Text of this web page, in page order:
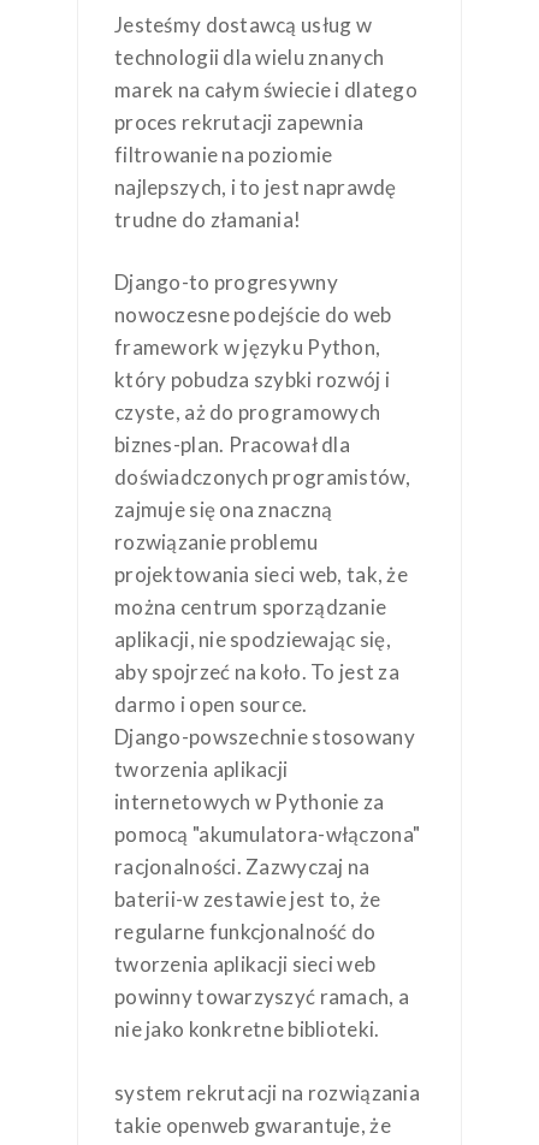
Jesteśmy dostawcą usług w
technologii dla wielu znanych
marek na całym świecie i dlatego
proces rekrutacji zapewnia
filtrowanie na poziomie
najlepszych, i to jest naprawdę
trudne do złamania!
Django-to progresywny
nowoczesne podejście do web
framework w języku Python,
który pobudza szybki rozwój i
czyste, aż do programowych
biznes-plan. Pracował dla
doświadczonych programistów,
zajmuje się ona znaczną
rozwiązanie problemu
projektowania sieci web, tak, że
można centrum sporządzanie
aplikacji, nie spodziewając się,
aby spojrzeć na koło. To jest za
darmo i open source.
Django-powszechnie stosowany
tworzenia aplikacji
internetowych w Pythonie za
pomocą "akumulatora-włączona"
racjonalności. Zazwyczaj na
baterii-w zestawie jest to, że
regularne funkcjonalność do
tworzenia aplikacji sieci web
powinny towarzyszyć ramach, a
nie jako konkretne biblioteki.
system rekrutacji na rozwiązania
takie openweb gwarantuje, że